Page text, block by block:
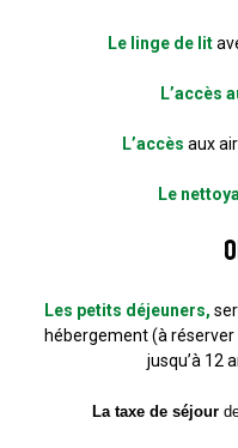
Le linge de lit
L’accès
L’accès aux
Le
Les petits déjeuners,
hébergement (à
jusqu’à 12
La taxe de séjour